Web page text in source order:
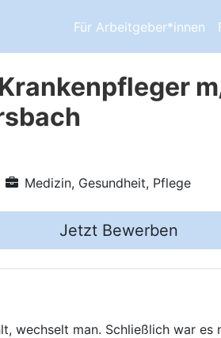
Für Arbeitgeber*innen
Medizin, Gesundheit, Pflege
Jetzt Bewerben
wechselt man. Schließlich war es